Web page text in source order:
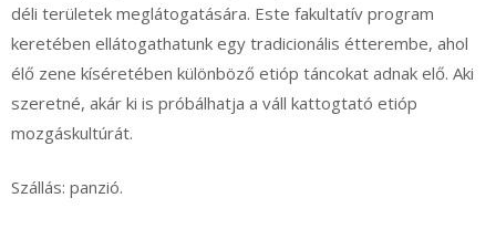
déli területek meglátogatására. Este fakultatív program
keretében ellátogathatunk egy tradicionális étterembe, ahol
élő zene kíséretében különböző etióp táncokat adnak elő. Aki
szeretné, akár ki is próbálhatja a váll kattogtató etióp
mozgáskultúrát.
Szállás: panzió.